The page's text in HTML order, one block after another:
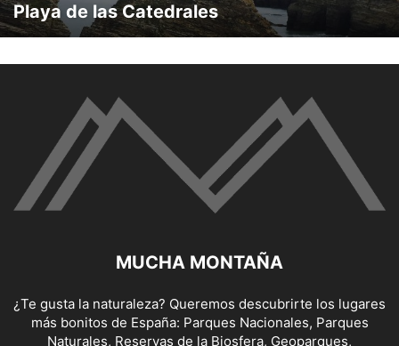
Playa de las Catedrales
MUCHA MONTAÑA
¿Te gusta la naturaleza? Queremos descubrirte los lugares
más bonitos de España: Parques Nacionales, Parques
Naturales, Reservas de la Biosfera, Geoparques,